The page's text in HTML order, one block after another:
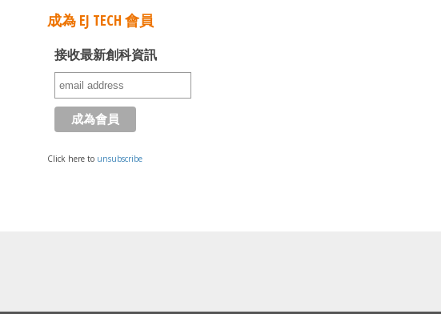
成為 EJ TECH 會員
接收最新創科資訊
Click here to unsubscribe